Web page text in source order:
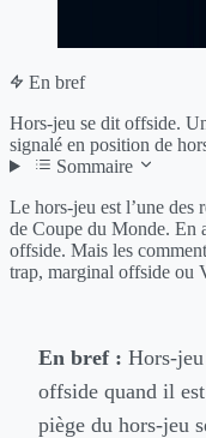
En bref
Hors-jeu se dit offside.
signalé en position de
Sommaire
Le hors-jeu est l’une des
de Coupe du Monde. En
offside. Mais les
trap, marginal offside ou
En bref : Hors-
offside quand il
piège du hors-jeu